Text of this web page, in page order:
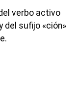
verbo activo
del sufijo «ción»